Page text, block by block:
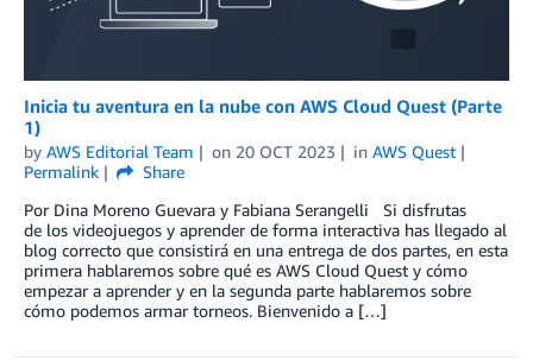
Inicia tu aventura en la nube con AWS Cloud Quest (Parte
1)
by AWS Editorial Team on 20 OCT 2023 in AWS Quest
Permalink
Share
Por Dina Moreno Guevara y Fabiana Serangelli Si disfrutas
de los videojuegos y aprender de forma interactiva has llegado al
blog correcto que consistirá en una entrega de dos partes, en esta
primera hablaremos sobre qué es AWS Cloud Quest y cómo
empezar a aprender y en la segunda parte hablaremos sobre
cómo podemos armar torneos. Bienvenido a […]